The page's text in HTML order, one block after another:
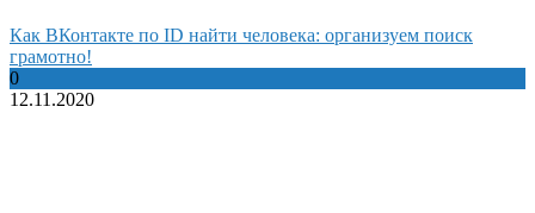
Как ВКонтакте по ID найти человека: организуем поиск
грамотно!
0
12.11.2020